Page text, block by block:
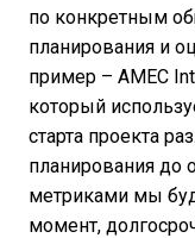
по конкретным
планирования и
пример – AMEC
который
старта проекта
планирования до
метриками мы
момент,